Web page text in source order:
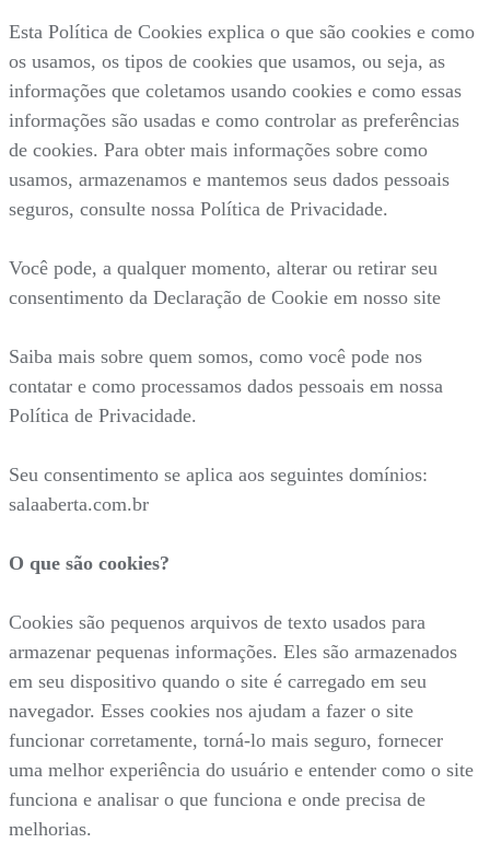
Esta Política de Cookies explica o que são cookies e como
os usamos, os tipos de cookies que usamos, ou seja, as
informações que coletamos usando cookies e como essas
informações são usadas e como controlar as preferências
de cookies. Para obter mais informações sobre como
usamos, armazenamos e mantemos seus dados pessoais
seguros, consulte nossa Política de Privacidade.
Você pode, a qualquer momento, alterar ou retirar seu
consentimento da Declaração de Cookie em nosso site
Saiba mais sobre quem somos, como você pode nos
contatar e como processamos dados pessoais em nossa
Política de Privacidade.
Seu consentimento se aplica aos seguintes domínios:
salaaberta.com.br
O que são cookies?
Cookies são pequenos arquivos de texto usados para
armazenar pequenas informações. Eles são armazenados
em seu dispositivo quando o site é carregado em seu
navegador. Esses cookies nos ajudam a fazer o site
funcionar corretamente, torná-lo mais seguro, fornecer
uma melhor experiência do usuário e entender como o site
funciona e analisar o que funciona e onde precisa de
melhorias.